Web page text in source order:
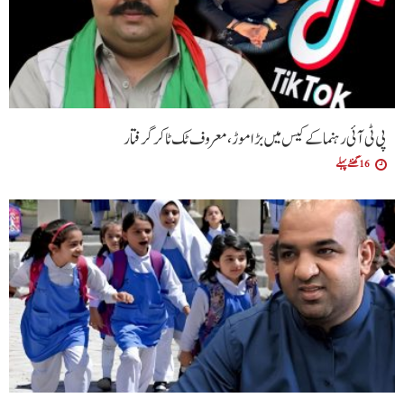
پی ٹی آئی رہنما کے کیس میں بڑا موڑ، معروف ٹک ٹاکر گرفتار
16 گھنٹے پہلے